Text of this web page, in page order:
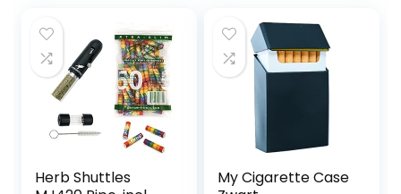
Herb Shuttles
My Cigarette Case